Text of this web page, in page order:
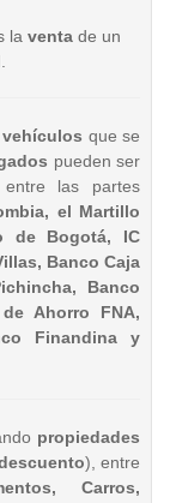
la ventade un
vehículos que se
pueden ser
entre las partes
el Martillo
de Bogotá, IC
Banco Caja
Banco
Ahorro FNA,
Finandina y
propiedades
), entre
Carros,